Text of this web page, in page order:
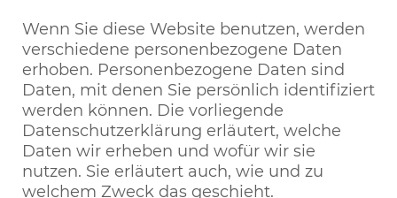
Wenn Sie diese Website benutzen, werden
verschiedene personenbezogene Daten
erhoben. Personenbezogene Daten sind
Daten, mit denen Sie persönlich identifiziert
werden können. Die vorliegende
Datenschutzerklärung erläutert, welche
Daten wir erheben und wofür wir sie
nutzen. Sie erläutert auch, wie und zu
welchem Zweck das geschieht.